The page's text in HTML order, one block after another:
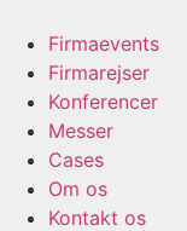
Firmaevents
Firmarejser
Konferencer
Messer
Cases
Om os
Kontakt os